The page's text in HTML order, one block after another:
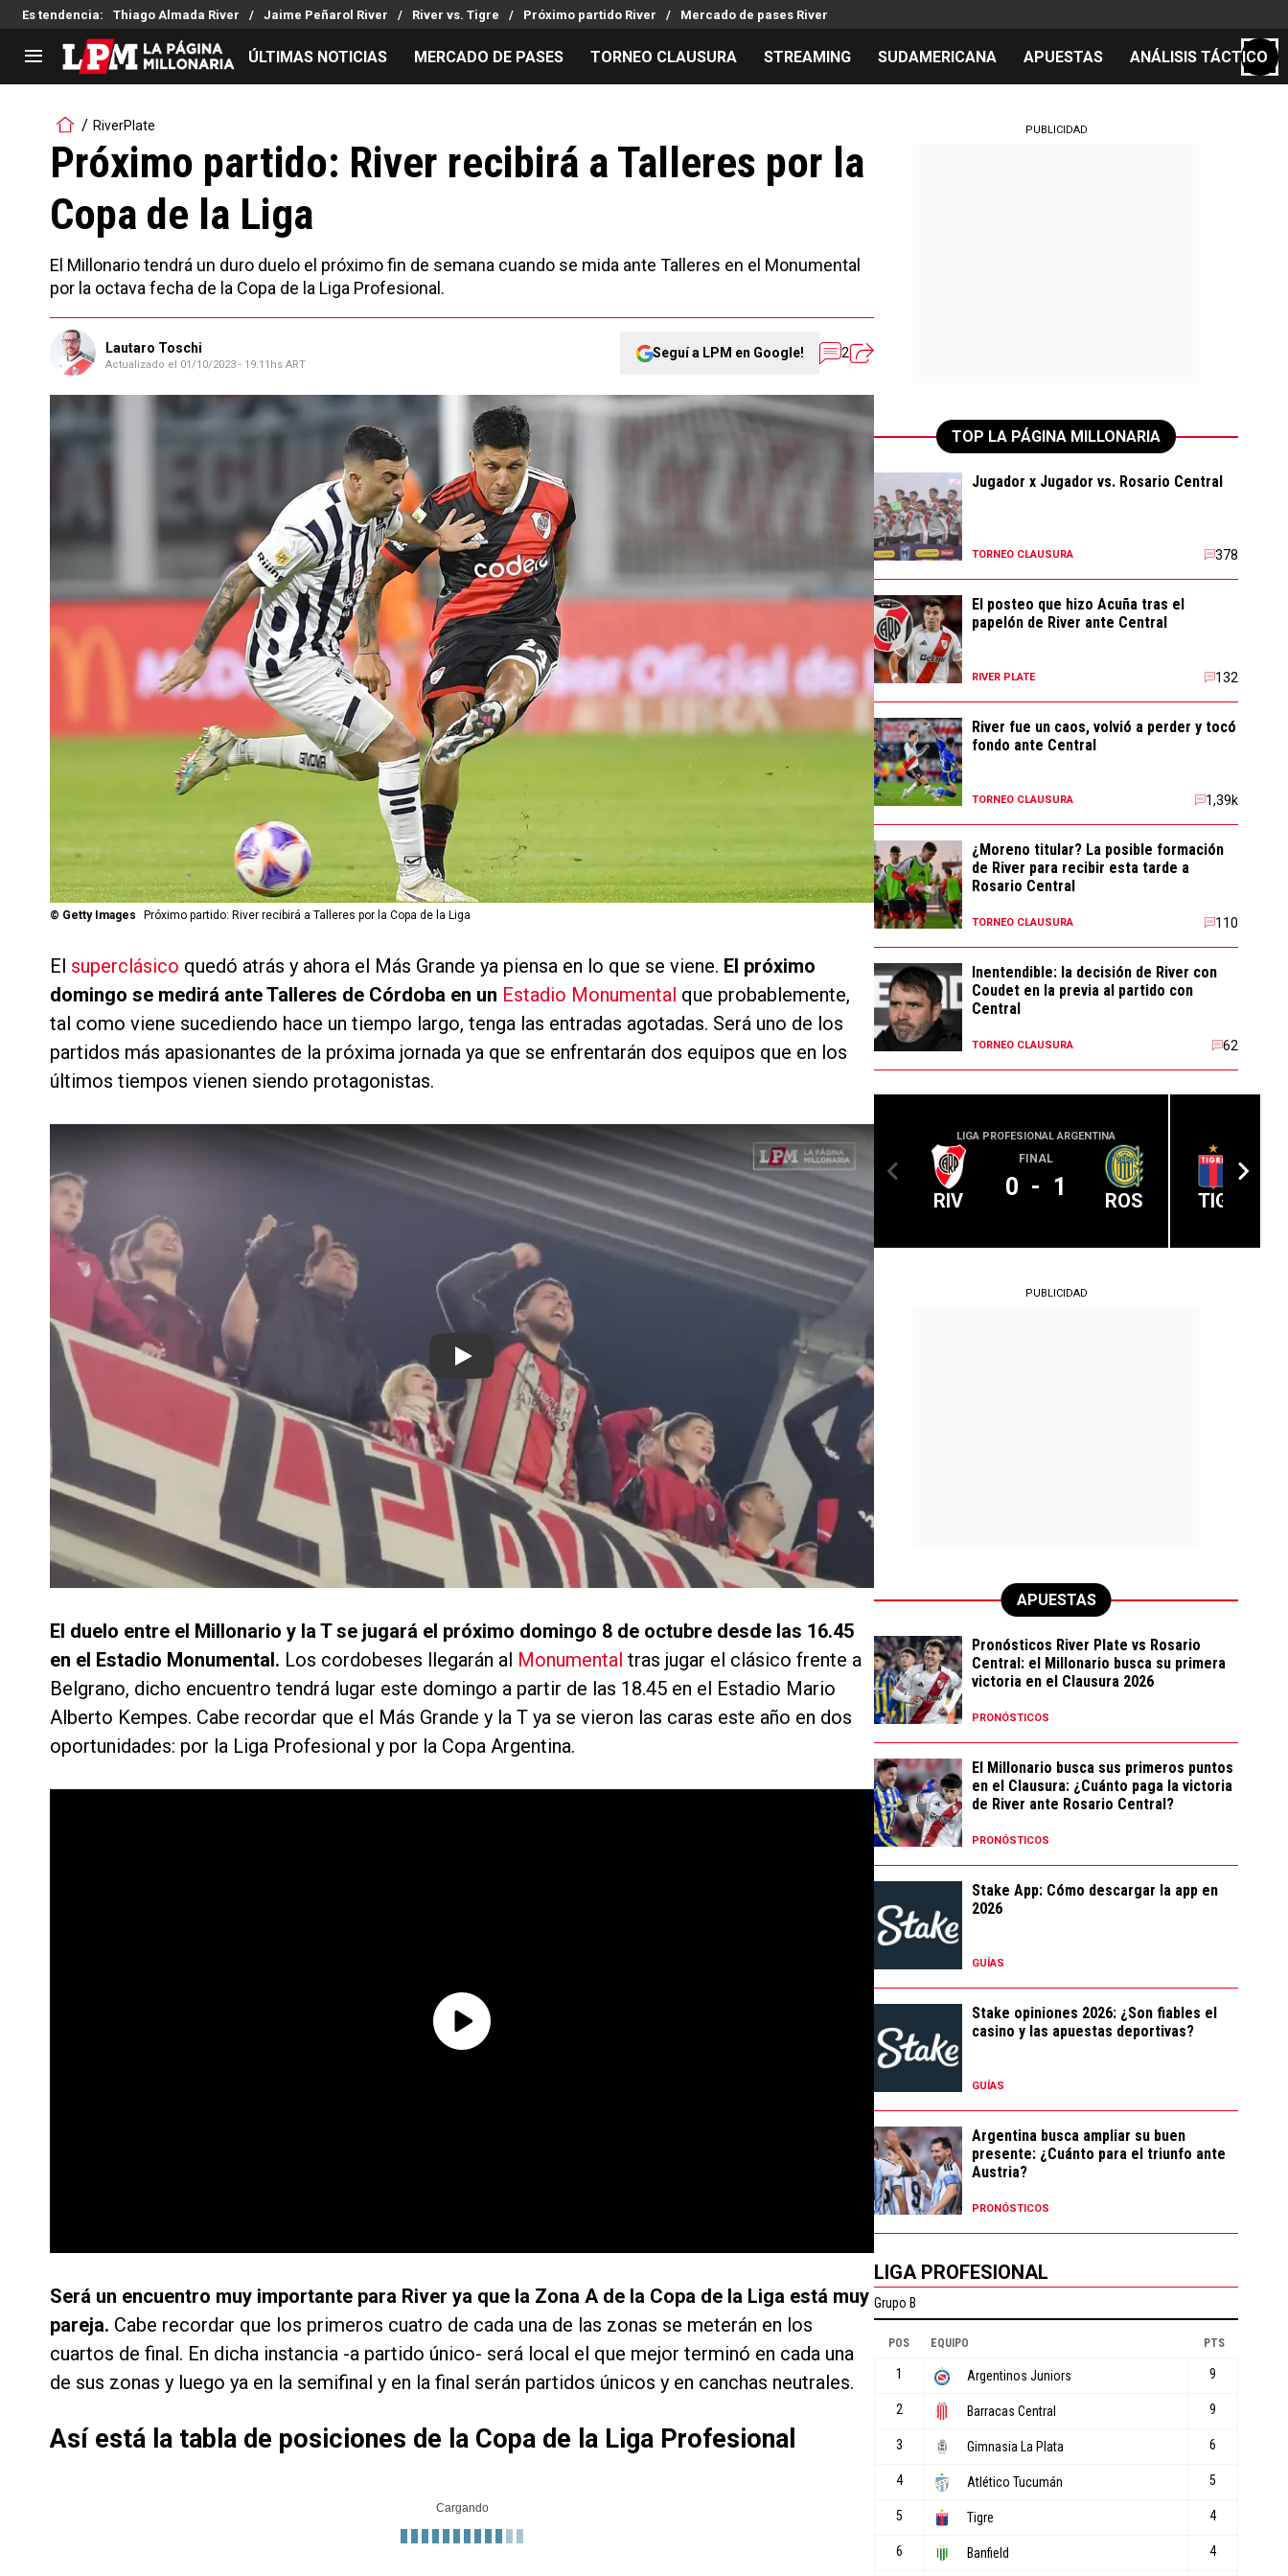
Es tendencia: Thiago Almada River Jaime Peñarol River River vs. Tigre Próximo partido River Mercado de pases River
LIGA PROFESIONAL
Noticias
Tabla de posiciones
Fixture
Reserva
Copa Sudamericana
Copa Argentina
Selección Argentina
Mercado de Pases
Análisis tácticos
Streaming
Entradas
Noticias
Guías
ÚLTIMAS NOTICIAS MERCADO DE PASES TORNEO CLAUSURA STREAMING SUDAMERICANA APUESTAS ANÁLISIS TÁCTICO
RiverPlate
Próximo partido: River recibirá a Talleres por la
Copa de la Liga
El Millonario tendrá un duro duelo el próximo fin de semana cuando se mida ante Talleres en el Monumental
por la octava fecha de la Copa de la Liga Profesional.
Lautaro Toschi
Actualizado el 01/10/2023 - 19:11hs ART
Seguí a LPM en Google! 2
© Getty Images Próximo partido: River recibirá a Talleres por la Copa de la Liga
El superclásico quedó atrás y ahora el Más Grande ya piensa en lo que se viene. El próximo
domingo se medirá ante Talleres de Córdoba en un Estadio Monumental que probablemente,
tal como viene sucediendo hace un tiempo largo, tenga las entradas agotadas. Será uno de los
partidos más apasionantes de la próxima jornada ya que se enfrentarán dos equipos que en los
últimos tiempos vienen siendo protagonistas.
Play
El duelo entre el Millonario y la T se jugará el próximo domingo 8 de octubre desde las 16.45
en el Estadio Monumental. Los cordobeses llegarán al Monumental tras jugar el clásico frente a
Belgrano, dicho encuentro tendrá lugar este domingo a partir de las 18.45 en el Estadio Mario
Alberto Kempes. Cabe recordar que el Más Grande y la T ya se vieron las caras este año en dos
oportunidades: por la Liga Profesional y por la Copa Argentina.
Será un encuentro muy importante para River ya que la Zona A de la Copa de la Liga está muy
pareja. Cabe recordar que los primeros cuatro de cada una de las zonas se meterán en los
cuartos de final. En dicha instancia -a partido único- será local el que mejor terminó en cada una
de sus zonas y luego ya en la semifinal y en la final serán partidos únicos y en canchas neutrales.
Así está la tabla de posiciones de la Copa de la Liga Profesional
Cargando
PUBLICIDAD
TOP LA PÁGINA MILLONARIA
Jugador x Jugador vs. Rosario Central
TORNEO CLAUSURA 378
El posteo que hizo Acuña tras el
papelón de River ante Central
RIVER PLATE 132
River fue un caos, volvió a perder y tocó
fondo ante Central
TORNEO CLAUSURA 1,39k
¿Moreno titular? La posible formación
de River para recibir esta tarde a
Rosario Central
TORNEO CLAUSURA 110
Inentendible: la decisión de River con
Coudet en la previa al partido con
Central
TORNEO CLAUSURA 62
LIGA PROFESIONAL ARGENTINA
RIV
FINAL
0 - 1 ROS TIG
PUBLICIDAD
APUESTAS
Pronósticos River Plate vs Rosario
Central: el Millonario busca su primera
victoria en el Clausura 2026
PRONÓSTICOS
El Millonario busca sus primeros puntos
en el Clausura: ¿Cuánto paga la victoria
de River ante Rosario Central?
PRONÓSTICOS
Stake App: Cómo descargar la app en
2026
GUÍAS
Stake opiniones 2026: ¿Son fiables el
casino y las apuestas deportivas?
GUÍAS
Argentina busca ampliar su buen
presente: ¿Cuánto para el triunfo ante
Austria?
PRONÓSTICOS
LIGA PROFESIONAL